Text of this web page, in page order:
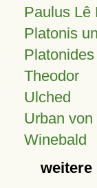
Paulus Lê
Platonis
Theodor
Ulched
Urban
Winebald
weitere